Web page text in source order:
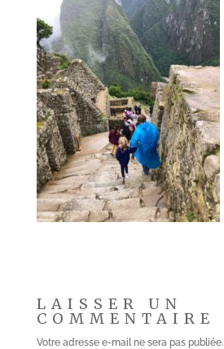
LAISSER UN
COMMENTAIRE
Votre adresse e-mail ne sera pas publiée.